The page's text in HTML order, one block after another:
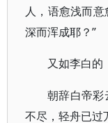
人，语愈浅而
深而浑成耶？”
又如李白的
朝辞白帝彩
不尽，轻舟已过